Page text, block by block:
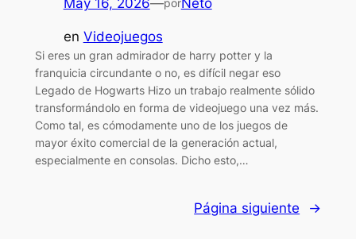
en Videojuegos
Si eres un gran admirador de harry potter y la
franquicia circundante o no, es difícil negar eso
Legado de Hogwarts Hizo un trabajo realmente sólido
transformándolo en forma de videojuego una vez más.
Como tal, es cómodamente uno de los juegos de
mayor éxito comercial de la generación actual,
especialmente en consolas. Dicho esto,…
Página siguiente →